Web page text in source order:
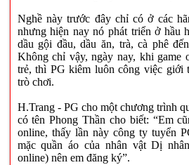
Nghề này trước đây chỉ có ở các
nhưng hiện nay nó phát triển ở hầu
dầu gội đầu, dầu ăn, trà, cà phê
Không chỉ vậy, ngày nay, khi game
trẻ, thì PG kiêm luôn công việc giới
trò chơi.
H.Trang - PG cho một chương trình
có tên Phong Thần cho biết: “Em
online, thấy lần này công ty tuyển
mặc quần áo của nhân vật Dị
online) nên em đăng ký”.